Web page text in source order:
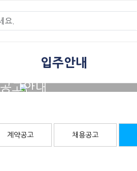
입주안내
공고안내
계약공고 채용공고